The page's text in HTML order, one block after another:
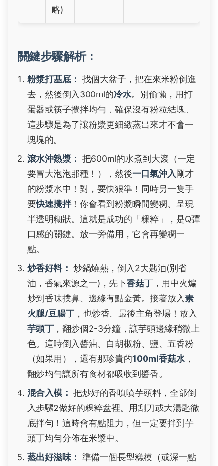
略)
關鍵步驟解析：
粉漿打基底： 找個大盆子，把在來米粉倒進
去，然後倒入300ml的冷水。別偷懶，用打
蛋器或筷子攪拌均勻，確保沒有粉粒結塊。
這步驟是為了讓粉漿更細緻蒸出來才不會一
塊塊的。
滾水沖熟漿： 把600ml的水煮到大滾（一定
要冒大泡泡那種！），然後一口氣沖入剛才
的粉漿水中！對，要快狠準！同時另一隻手
要快速攪拌！你會看到粉漿瞬間變稠、呈現
半透明糊狀。這就是成功的「粿粹」，是Q彈
口感的關鍵。放一旁備用，它會再變稠一
點。
炒香好料： 炒鍋燒熱，倒入2大匙油(別省
油，香氣來源之一)，先下香菇丁 ，用中火煸
炒到香味撲鼻、邊緣有點金黃。接著放入素
火腿/豆腸丁 ，也炒香。最後主角登場！放入
芋頭丁 ，翻炒個2-3分鐘，讓芋頭邊緣稍微上
色。這時倒入醬油、白胡椒粉、鹽、五香粉
（如果用），還有那珍貴的100ml香菇水 ，
翻炒均勻讓所有食材都吸收到醬香。
混合入模： 把炒好的香噴噴芋頭料，全部倒
入步驟2做好的粿粹盆裡。用刮刀或大湯匙徹
底拌勻！這時會有點阻力，但一定要拌到芋
頭丁均勻分佈在米漿中。
蒸出好滋味： 準備一個長型糕模（或深一點